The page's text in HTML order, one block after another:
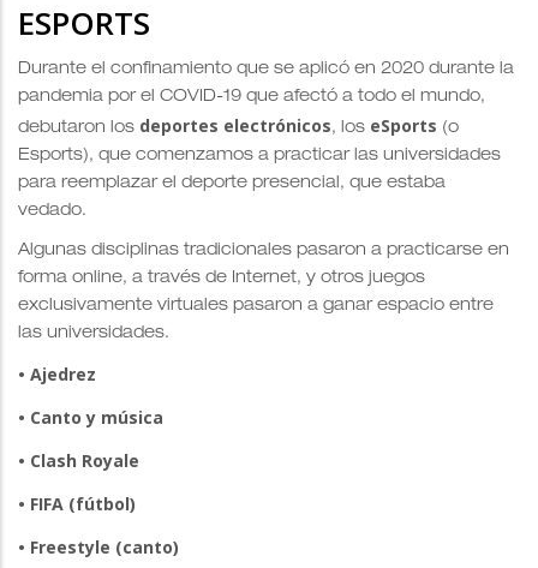
ESPORTS
Durante el confinamiento que se aplicó en 2020 durante la
pandemia por el COVID-19 que afectó a todo el mundo,
debutaron los deportes electrónicos, los eSports (o
Esports), que comenzamos a practicar las universidades
para reemplazar el deporte presencial, que estaba
vedado.
Algunas disciplinas tradicionales pasaron a practicarse en
forma online, a través de Internet, y otros juegos
exclusivamente virtuales pasaron a ganar espacio entre
las universidades.
• Ajedrez
• Canto y música
• Clash Royale
• FIFA (fútbol)
• Freestyle (canto)